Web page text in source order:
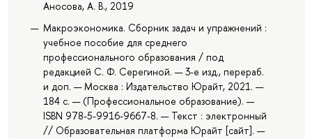
Аносова, А. В., 2019
Макроэкономика. Сборник задач и упражнений :
учебное пособие для среднего
профессионального образования / под
редакцией С. Ф. Серегиной. — 3-е изд., перераб.
и доп. — Москва : Издательство Юрайт, 2021. —
184 с. — (Профессиональное образование). —
ISBN 978-5-9916-9667-8. — Текст : электронный
// Образовательная платформа Юрайт [сайт]. —